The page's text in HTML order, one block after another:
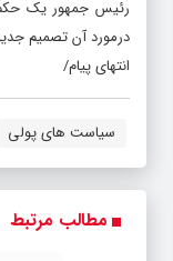
رئیس جمهور یک حکم
درمورد آن تصمیم
انتهای پیام/
سیاست های پولی
مطالب مرتبط